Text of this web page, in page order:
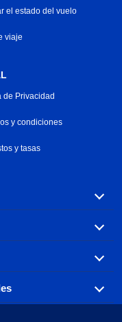
el estado del vuelo
viaje
de Privacidad
y condiciones
y tasas
aéreas baratas por
para elegir.
más populares
destinos